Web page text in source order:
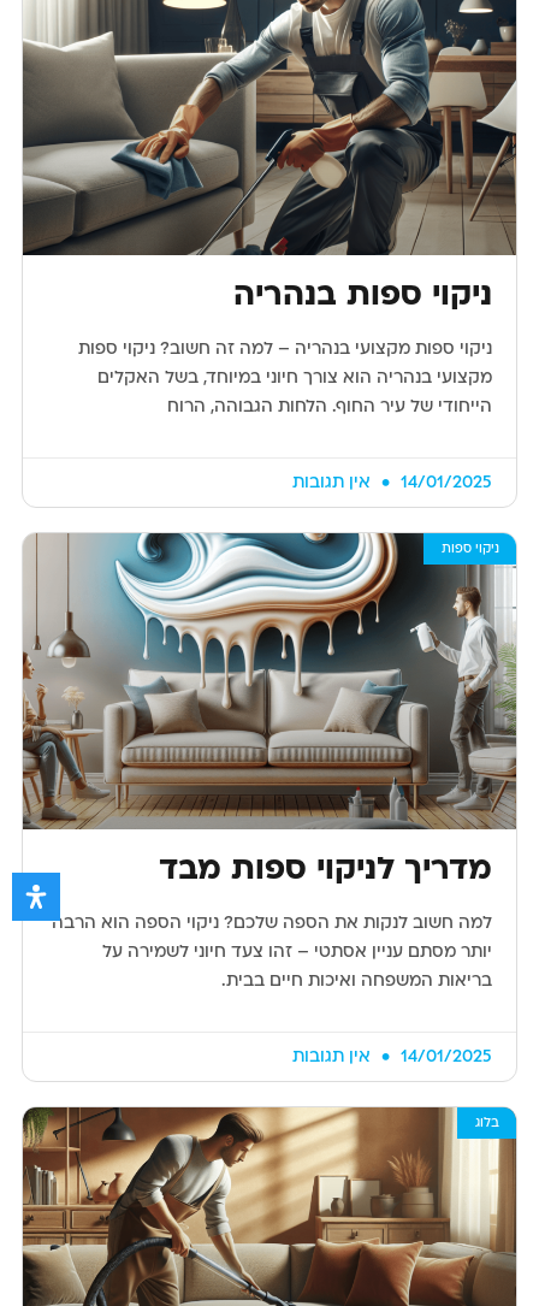
ניקוי ספות בנהריה
ניקוי ספות מקצועי בנהריה – למה זה חשוב? ניקוי ספות
מקצועי בנהריה הוא צורך חיוני במיוחד, בשל האקלים
הייחודי של עיר החוף. הלחות הגבוהה, הרוח
14/01/2025 אין תגובות
ניקוי ספות
מדריך לניקוי ספות מבד
למה חשוב לנקות את הספה שלכם? ניקוי הספה הוא הרבה
יותר מסתם עניין אסתטי – זהו צעד חיוני לשמירה על
בריאות המשפחה ואיכות חיים בבית.
14/01/2025 אין תגובות
בלוג